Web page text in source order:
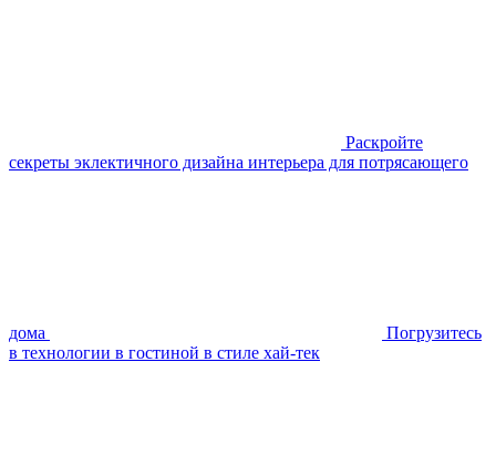
Раскройте
секреты эклектичного дизайна интерьера для потрясающего
дома
Погрузитесь
в технологии в гостиной в стиле хай-тек